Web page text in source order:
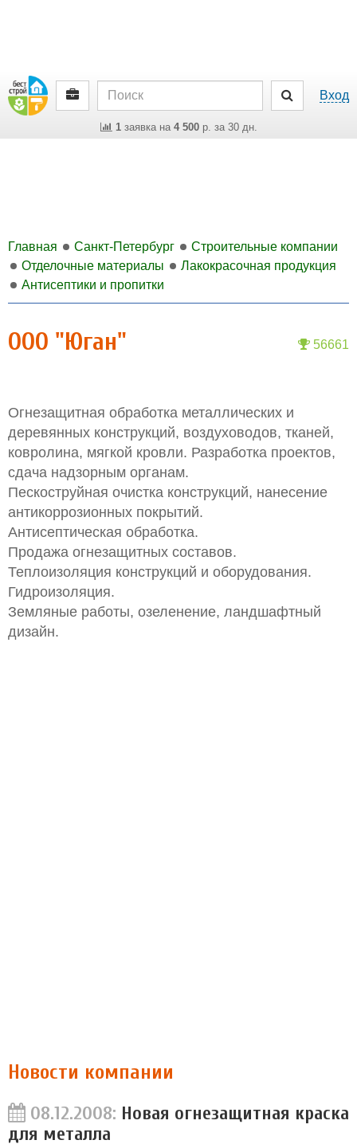
Вход
1заявка на 4 500р. за 30 дн.
Главная Санкт-Петербург
Строительные компании
Отделочные материалы
Лакокрасочная продукция
Антисептики и пропитки
56661
ООО "Юган"
Огнезащитная обработка металлических и
деревянных конструкций, воздуховодов, тканей,
ковролина, мягкой кровли. Разработка проектов,
сдача надзорным органам.
Пескоструйная очистка конструкций, нанесение
антикоррозионных покрытий.
Антисептическая обработка.
Продажа огнезащитных составов.
Теплоизоляция конструкций и оборудования.
Гидроизоляция.
Земляные работы, озеленение, ландшафтный
дизайн.
Новости компании
08.12.2008: Новая огнезащитная краска
для металла